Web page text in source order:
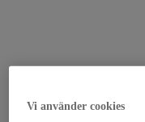
Vi använder cookies